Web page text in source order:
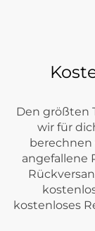
Den größten
wir für
berechnen
angefallene
kostenloses